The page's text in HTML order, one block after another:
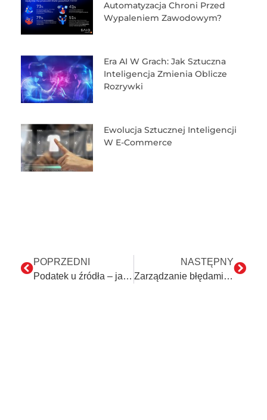
Automatyzacja Chroni Przed
Wypaleniem Zawodowym?
Era AI W Grach: Jak Sztuczna
Inteligencja Zmienia Oblicze
Rozrywki
Ewolucja Sztucznej Inteligencji
W E-Commerce
POPRZEDNI
Podatek u źródła – jak pomagają voiceboty? CZ.II
NASTĘPNY
Zarządzanie błędami – najważniejszy i najtrudniejszy etap automatyzacji